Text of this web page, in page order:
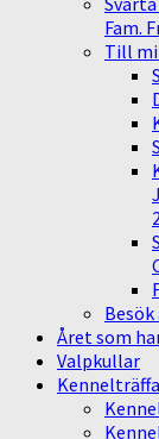
Fam.
Till
Året som
Valpkullar